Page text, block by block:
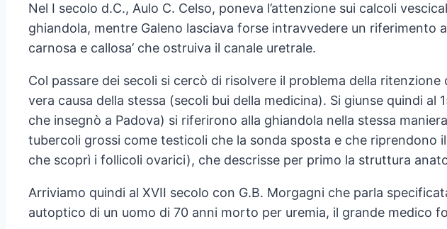
Nel I secolo d.C., Aulo C. Celso, poneva l’attenzione sui calcoli
ghiandola, mentre Galeno lasciava forse intravvedere un riferimento
carnosa e callosa’ che ostruiva il canale uretrale.
Col passare dei secoli si cercò di risolvere il problema della
vera causa della stessa (secoli bui della medicina). Si giunse quindi al
che insegnò a Padova) si riferirono alla ghiandola nella stessa
tubercoli grossi come testicoli che la sonda sposta e che riprendono
che scoprì i follicoli ovarici), che descrisse per primo la struttura
Arriviamo quindi al XVII secolo con G.B. Morgagni che parla
autoptico di un uomo di 70 anni morto per uremia, il grande medico